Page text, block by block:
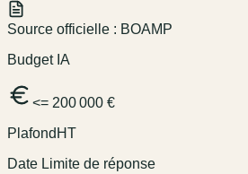
Source officielle : BOAMP
Budget IA
<= 200 000 €
Plafond HT
Date Limite de réponse